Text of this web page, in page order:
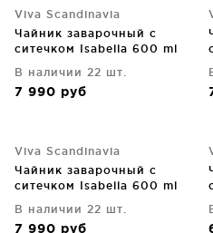
Viva Scandinavia
Чайник заварочный с
ситечком Isabella 600 ml
В наличии 22 шт.
7 990 руб
Viva Scandinavia
Чайник заварочный с
ситечком Isabella 600 ml
В наличии 22 шт.
7 990 руб